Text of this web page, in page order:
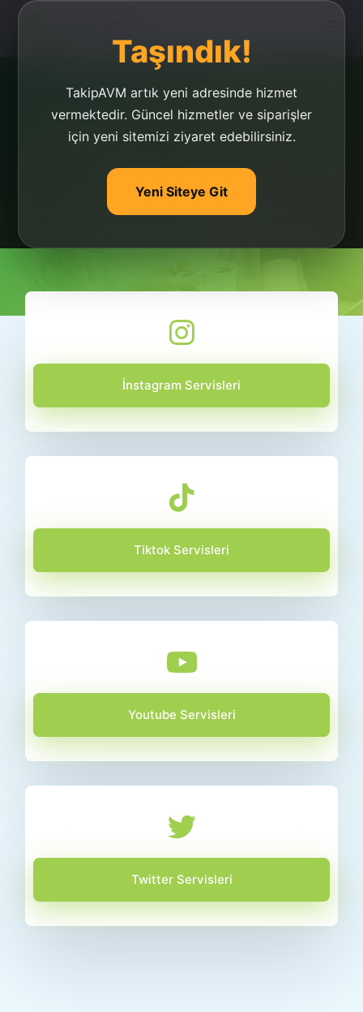
Taşındık!
TakipAVM artık yeni adresinde hizmet
vermektedir. Güncel hizmetler ve siparişler
için yeni sitemizi ziyaret edebilirsiniz.
Yeni Siteye Git
Tiktok Hayran Satın Al
Tiktok hayran satın al, hakkında aradığınız her
şey. Tiktok hayran satın al hizmetini hemen
İnstagram Servisleri
Tiktok Servisleri
Youtube Servisleri
Twitter Servisleri